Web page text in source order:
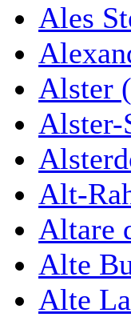
Ales
Alster
Alster-
Alt-
Altare
Alte
Alte